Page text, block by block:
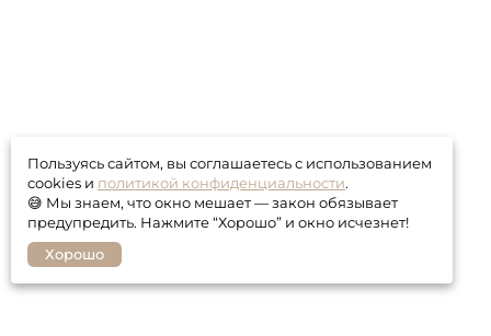
Пользуясь сайтом, вы соглашаетесь с использованием
cookies и политикой конфиденциальности.
😅 Мы знаем, что окно мешает — закон обязывает
предупредить. Нажмите “Хорошо” и окно исчезнет!
Хорошо